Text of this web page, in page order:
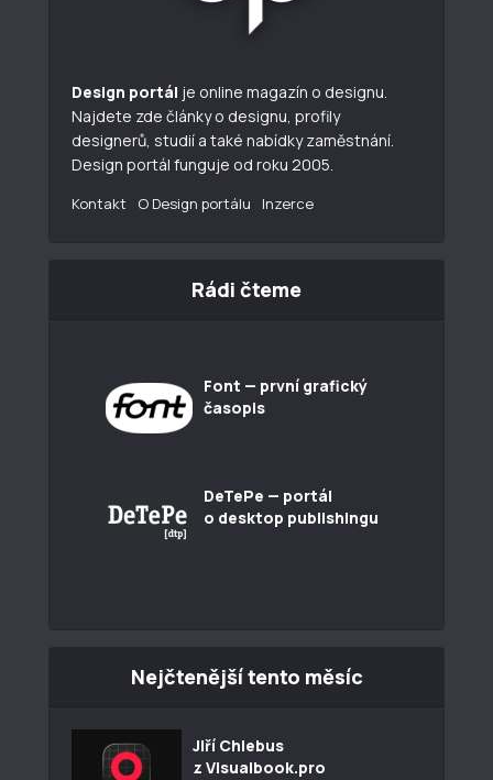
Design portál je online magazín o designu.
Najdete zde články o designu, profily
designerů, studií a také nabídky zaměstnání.
Design portál funguje od roku 2005.
Kontakt O Design portálu Inzerce
Rádi čteme
Font — první grafický
časopis
DeTePe — portál
o desktop publishingu
Nejčtenější tento měsíc
Jiří Chlebus
z Visualbook.pro